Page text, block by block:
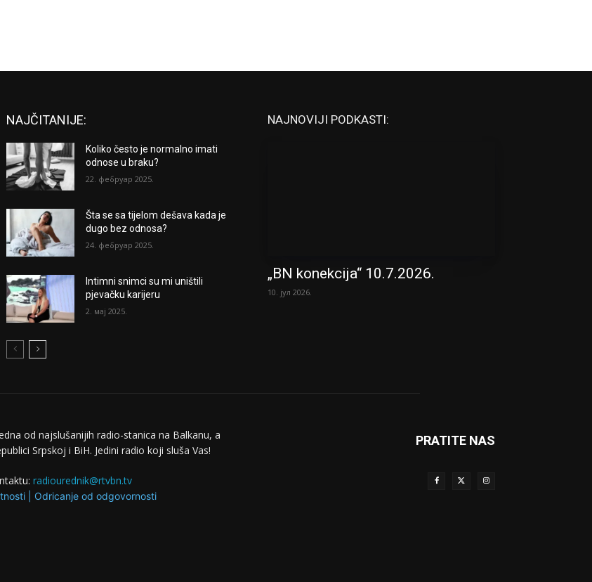
NAJČITANIJE:
Koliko često je normalno imati
odnose u braku?
22. фебруар 2025.
Šta se sa tijelom dešava kada je
dugo bez odnosa?
24. фебруар 2025.
Intimni snimci su mi uništili
pjevačku karijeru
2. мај 2025.
NAJNOVIJI PODKASTI:
„BN konekcija“ 10.7.2026.
10. јул 2026.
od najslušanijih radio-stanica na Balkanu, a
Srpskoj i BiH. Jedini radio koji sluša Vas!
radiourednik@rtvbn.tv
Odricanje od odgovornosti
PRATITE NAS